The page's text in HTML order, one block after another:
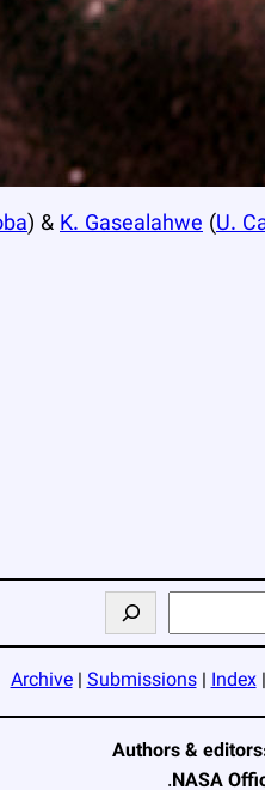
) &K. Gasealahwe (U.
Archive|Submissions|Index
Authors &
NASA
.